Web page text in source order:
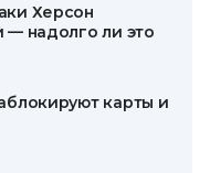
Херсон
— надолго ли это
карты и